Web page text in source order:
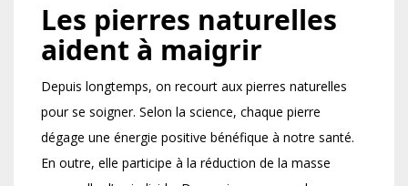
Les pierres naturelles
aident à maigrir
Depuis longtemps, on recourt aux pierres naturelles
pour se soigner. Selon la science, chaque pierre
dégage une énergie positive bénéfique à notre santé.
En outre, elle participe à la réduction de la masse